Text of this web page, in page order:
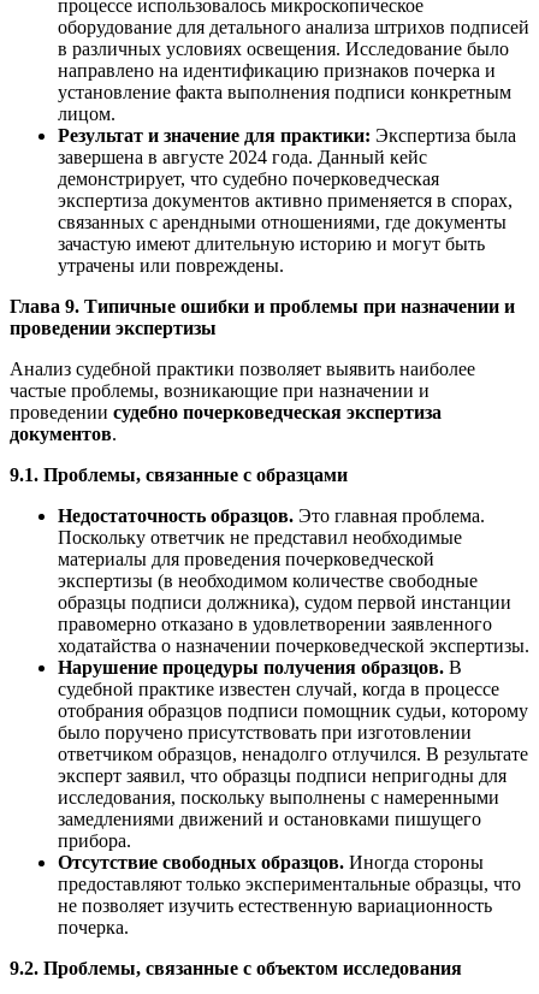
процессе использовалось микроскопическое
оборудование для детального анализа штрихов подписей
в различных условиях освещения. Исследование было
направлено на идентификацию признаков почерка и
установление факта выполнения подписи конкретным
лицом.
Результат и значение для практики: Экспертиза была
завершена в августе 2024 года. Данный кейс
демонстрирует, что судебно почерковедческая
экспертиза документов активно применяется в спорах,
связанных с арендными отношениями, где документы
зачастую имеют длительную историю и могут быть
утрачены или повреждены.
Глава 9. Типичные ошибки и проблемы при назначении и
проведении экспертизы
Анализ судебной практики позволяет выявить наиболее
частые проблемы, возникающие при назначении и
проведении судебно почерковедческая экспертиза
документов.
9.1. Проблемы, связанные с образцами
Недостаточность образцов. Это главная проблема.
Поскольку ответчик не представил необходимые
материалы для проведения почерковедческой
экспертизы (в необходимом количестве свободные
образцы подписи должника), судом первой инстанции
правомерно отказано в удовлетворении заявленного
ходатайства о назначении почерковедческой экспертизы.
Нарушение процедуры получения образцов. В
судебной практике известен случай, когда в процессе
отобрания образцов подписи помощник судьи, которому
было поручено присутствовать при изготовлении
ответчиком образцов, ненадолго отлучился. В результате
эксперт заявил, что образцы подписи непригодны для
исследования, поскольку выполнены с намеренными
замедлениями движений и остановками пишущего
прибора.
Отсутствие свободных образцов. Иногда стороны
предоставляют только экспериментальные образцы, что
не позволяет изучить естественную вариационность
почерка.
9.2. Проблемы, связанные с объектом исследования